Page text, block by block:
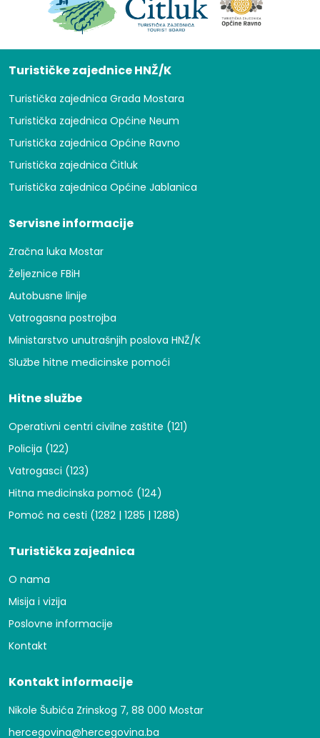
Turističke zajednice HNŽ/K
Turistička zajednica Grada Mostara
Turistička zajednica Općine Neum
Turistička zajednica Općine Ravno
Turistička zajednica Čitluk
Turistička zajednica Općine Jablanica
Servisne informacije
Zračna luka Mostar
Željeznice FBiH
Autobusne linije
Vatrogasna postrojba
Ministarstvo unutrašnjih poslova HNŽ/K
Službe hitne medicinske pomoći
Hitne službe
Operativni centri civilne zaštite (121)
Policija (122)
Vatrogasci (123)
Hitna medicinska pomoć (124)
Pomoć na cesti (1282 | 1285 | 1288)
Turistička zajednica
O nama
Misija i vizija
Poslovne informacije
Kontakt
Kontakt informacije
Nikole Šubića Zrinskog 7, 88 000 Mostar
hercegovina@hercegovina.ba